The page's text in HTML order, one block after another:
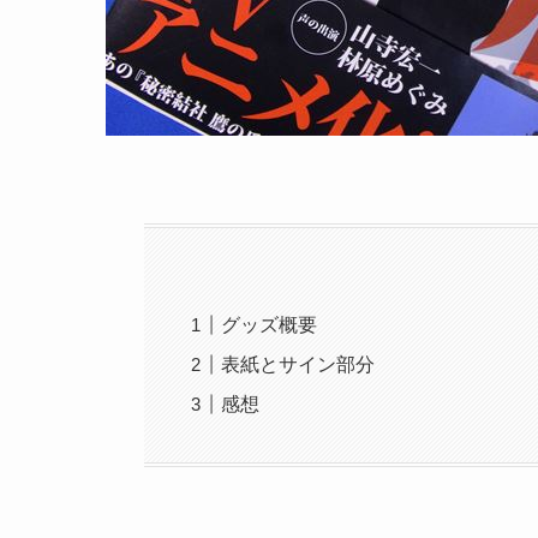
グッズ概要
表紙とサイン部分
感想